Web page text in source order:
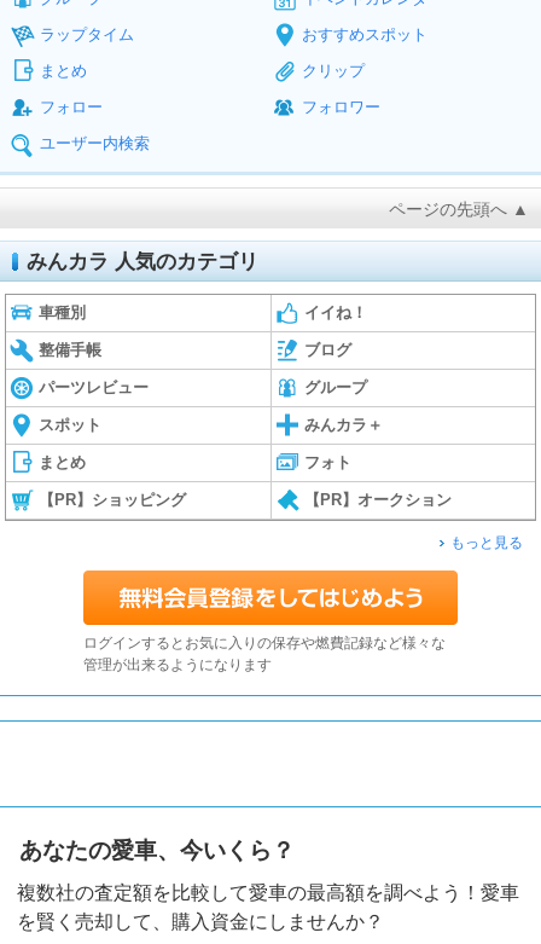
ラップタイム
おすすめスポット
まとめ
クリップ
フォロー
フォロワー
ユーザー内検索
ページの先頭へ ▲
みんカラ 人気のカテゴリ
車種別 イイね！
整備手帳 ブログ
パーツレビュー グループ
スポット みんカラ＋
まとめ フォト
【PR】ショッピング 【PR】オークション
もっと見る
ログインするとお気に入りの保存や燃費記録など様々な
管理が出来るようになります
あなたの愛車、今いくら？
複数社の査定額を比較して愛車の最高額を調べよう！愛車
を賢く売却して、購入資金にしませんか？